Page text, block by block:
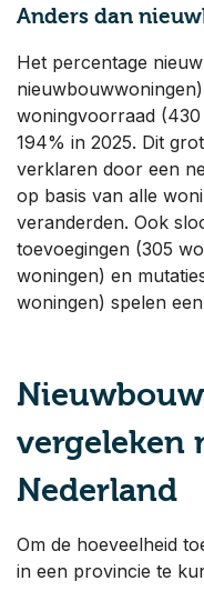
Anders dan
Het percentage
woningvoorraad
194% in 2025. Dit
verklaren door een
op basis van alle
veranderden. Ook
toevoegingen (305
woningen) en
woningen) spelen
vergeleken
Nederland
Om de hoeveelheid
in een provincie te